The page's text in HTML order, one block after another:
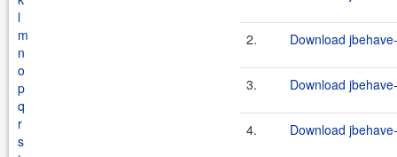
l
m
n
o
p
q
r
s
2. Download
3. Download
4. Download